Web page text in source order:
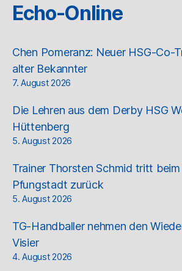
Echo-Online
Chen Pomeranz: Neuer HSG-Co-
alter Bekannter
7. August 2026
Die Lehren aus dem Derby HSG
Hüttenberg
5. August 2026
Trainer Thorsten Schmid tritt beim
Pfungstadt zurück
5. August 2026
TG-Handballer nehmen den
Visier
4. August 2026